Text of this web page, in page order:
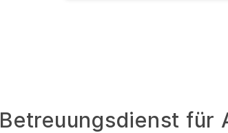
Betreuungsdienst für